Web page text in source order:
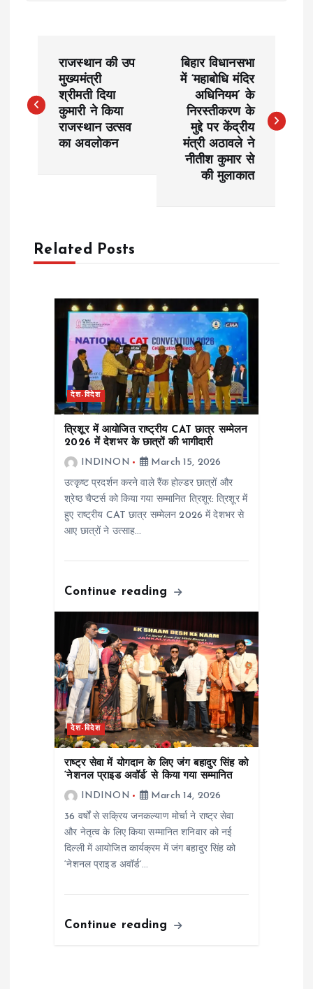
s
v
राजस्थान की उप
मुख्यमंत्री
श्रीमती दिया
कुमारी ने किया
राजस्थान उत्सव
का अवलोकन
बिहार विधानसभा
में ‘महाबोधि मंदिर
अधिनियम’ के
निरस्तीकरण के
मुद्दे पर केंद्रीय
मंत्री अठावले ने
नीतीश कुमार से
की मुलाकात
Related Posts
देश-विदेश
त्रिशूर में आयोजित राष्ट्रीय CAT छात्र सम्मेलन
2026 में देशभर के छात्रों की भागीदारी
INDINON
March 15, 2026
उत्कृष्ट प्रदर्शन करने वाले रैंक होल्डर छात्रों और
श्रेष्ठ चैप्टर्स को किया गया सम्मानित त्रिशूर: त्रिशूर में
हुए राष्ट्रीय CAT छात्र सम्मेलन 2026 में देशभर से
आए छात्रों ने उत्साह…
Continue reading
देश-विदेश
राष्ट्र सेवा में योगदान के लिए जंग बहादुर सिंह को
‘नेशनल प्राइड अवॉर्ड’ से किया गया सम्मानित
INDINON
March 14, 2026
36 वर्षों से सक्रिय जनकल्याण मोर्चा ने राष्ट्र सेवा
और नेतृत्व के लिए किया सम्मानित शनिवार को नई
दिल्ली में आयोजित कार्यक्रम में जंग बहादुर सिंह को
‘नेशनल प्राइड अवॉर्ड’…
Continue reading